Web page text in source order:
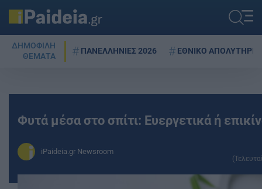
ΔΗΜΟΦΙΛΗ
ΘΕΜΑΤΑ
ΠΑΝΕΛΛΗΝΙΕΣ 2026 ΕΘΝΙΚΟ ΑΠΟΛΥΤΗΡΙΟ
Φυτά μέσα στο σπίτι: Ευεργετικά ή
iPaideia.gr Newsroom